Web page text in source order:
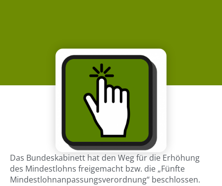
Das Bundeskabinett hat den Weg für die Erhöhung
des Mindestlohns freigemacht bzw. die „Fünfte
Mindestlohnanpassungsverordnung“ beschlossen.